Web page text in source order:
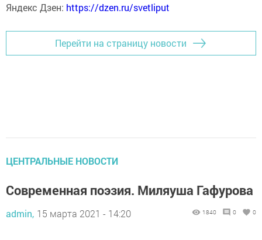
Яндекс Дзен: https://dzen.ru/svetliput
Перейти на страницу новости
ЦЕНТРАЛЬНЫЕ НОВОСТИ
Современная поэзия. Миляуша Гафурова
admin, 15 марта 2021 - 14:20 1840 0 0